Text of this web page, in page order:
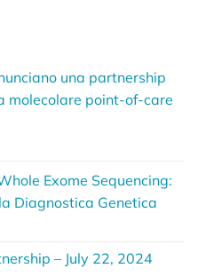
una partnership
molecolare point-of-care
Exome Sequencing:
Diagnostica Genetica
– July 22, 2024